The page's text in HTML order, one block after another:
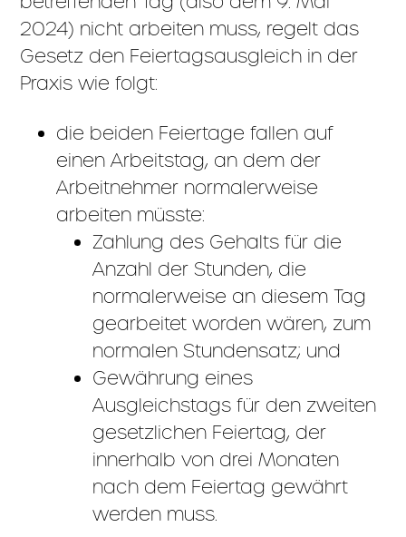
2024) nicht arbeiten muss, regelt das
Gesetz den Feiertagsausgleich in der
Praxis wie folgt:
die beiden Feiertage fallen auf
einen Arbeitstag, an dem der
Arbeitnehmer normalerweise
arbeiten müsste:
Zahlung des Gehalts für die
Anzahl der Stunden, die
normalerweise an diesem Tag
gearbeitet worden wären, zum
normalen Stundensatz; und
Gewährung eines
Ausgleichstags für den zweiten
gesetzlichen Feiertag, der
innerhalb von drei Monaten
nach dem Feiertag gewährt
werden muss.